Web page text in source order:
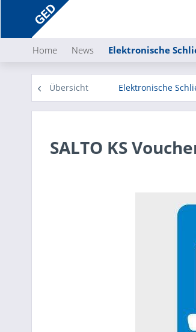
Home News Elektronische
Übersicht Elektronische
SALTO KS